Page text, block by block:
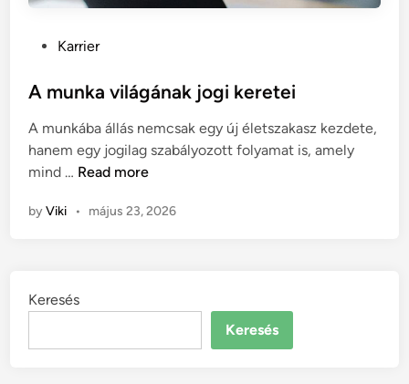
s
e
d
i
Karrier
A munka világának jogi keretei
A munkába állás nemcsak egy új életszakasz kezdete,
hanem egy jogilag szabályozott folyamat is, amely
mind … A
u
v
l
Read more
byViki • május 23, 2026
Keresés
Keresés